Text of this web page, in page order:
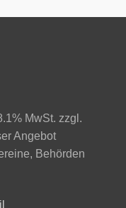
MwSt. zzgl.
Angebot
Behörden